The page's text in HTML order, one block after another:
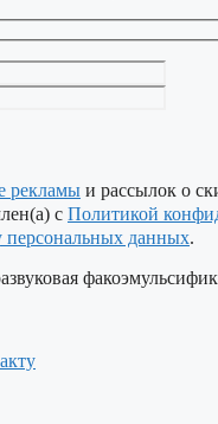
рекламы и рассылок о
с Политикой
персональных данных.